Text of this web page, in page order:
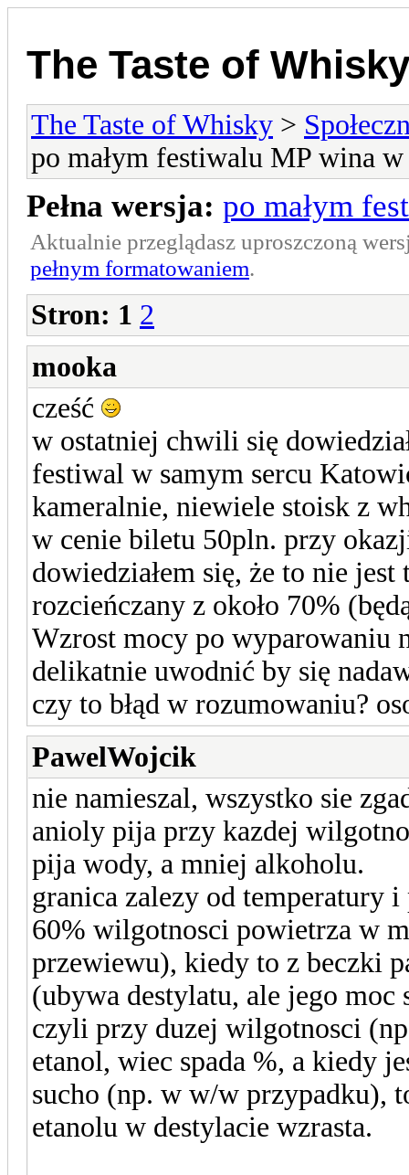
The Taste of Whisky
The Taste of Whisky >
po małym festiwalu MP wina
Pełna wersja: po małym
Aktualnie przeglądasz uproszczoną
pełnym formatowaniem.
Stron: 1 2
mooka
cześć
w ostatniej chwili się
festiwal w samym sercu
kameralnie, niewiele stoisk z
w cenie biletu 50pln. przy
dowiedziałem się, że to nie
rozcieńczany z około 70%
Wzrost mocy po wyparowaniu
delikatnie uwodnić by się
czy to błąd w rozumowaniu?
PawelWojcik
nie namieszal, wszystko sie
anioly pija przy kazdej
pija wody, a mniej alkoholu.
granica zalezy od temperatury
60% wilgotnosci powietrza w
przewiewu), kiedy to z beczki
(ubywa destylatu, ale jego
czyli przy duzej wilgotnosci
etanol, wiec spada %, a kiedy
sucho (np. w w/w przypadku),
etanolu w destylacie wzrasta.